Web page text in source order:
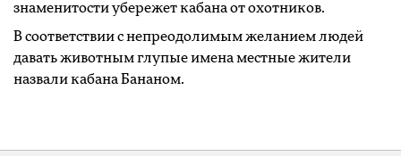
знаменитости убережет кабана от охотников.
В соответствии с непреодолимым желанием людей
давать животным глупые имена местные жители
назвали кабана Бананом.